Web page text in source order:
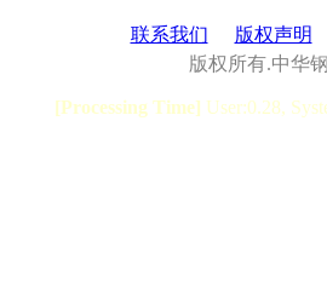
联系我们
版权声明
版权所有.中华
[Processing Time] User:0.28,